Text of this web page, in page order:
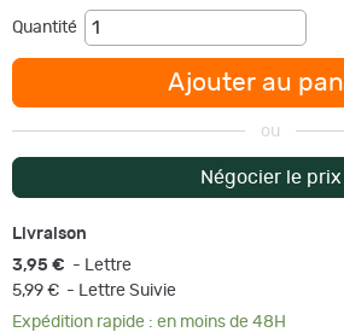
Quantité
Ajouter au
ou
Négocier le prix
Livraison
3,95 € - Lettre
5,99 € - Lettre Suivie
Expédition rapide : en moins de 48H